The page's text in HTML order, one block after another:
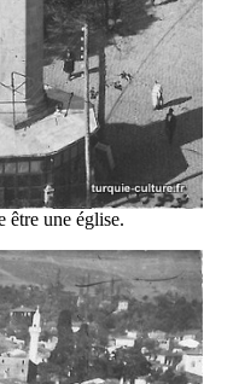
être une église.